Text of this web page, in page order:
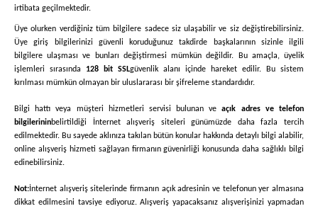
irtibata geçilmektedir.
Üye olurken verdiğiniz tüm bilgilere sadece siz ulaşabilir ve siz değiştirebilirsiniz.
Üye giriş bilgilerinizi güvenli koruduğunuz takdirde başkalarının sizinle ilgili
bilgilere ulaşması ve bunları değiştirmesi mümkün değildir. Bu amaçla, üyelik
işlemleri sırasında 128 bit SSLgüvenlik alanı içinde hareket edilir. Bu sistem
kırılması mümkün olmayan bir uluslararası bir şifreleme standardıdır.
Bilgi hattı veya müşteri hizmetleri servisi bulunan veaçık adres ve telefon
bilgilerininbelirtildiği İnternet alışveriş siteleri günümüzde daha fazla tercih
edilmektedir. Bu sayede aklınıza takılan bütün konular hakkında detaylı bilgi alabilir,
online alışveriş hizmeti sağlayan firmanın güvenirliği konusunda daha sağlıklı bilgi
edinebilirsiniz.
Not: İnternet alışveriş sitelerinde firmanın açık adresinin ve telefonun yer almasına
dikkat edilmesini tavsiye ediyoruz. Alışveriş yapacaksanız alışverişinizi yapmadan